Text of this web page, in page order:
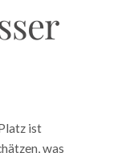
ist
was